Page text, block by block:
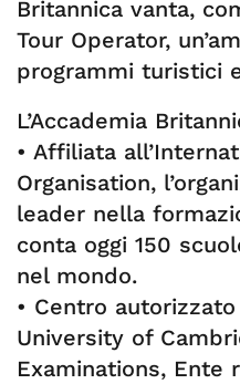
Britannica vanta,
Tour Operator,
programmi turistici
L’Accademia
• Affiliata
Organisation,
leader nella
conta oggi 150
nel mondo.
• Centro
University of
Examinations, Ente